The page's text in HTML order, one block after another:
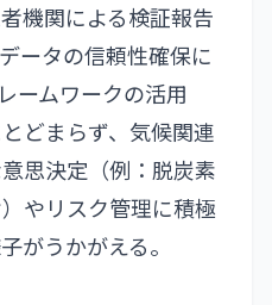
機関による検証報告
ータの信頼性確保に
ームワークの活用
どまらず、気候関連
思決定（例：脱炭素
やリスク管理に積極
がうかがえる。